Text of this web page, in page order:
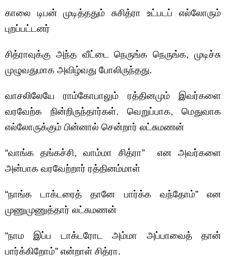
காலை டிபன் முடித்ததும் சுசித்ரா உட்படப் எல்லோரும்
புறப்பட்டனர்
சித்ராவுக்கு அந்த வீட்டை நெருங்க நெருங்க, முடிச்சு
முழுவதுமாக அவிழ்வது போலிருந்தது.
வாசலிலேயே ராம்கோபாலும் ரத்தினமும் இவர்களை
வரவேற்க நின்றிருந்தார்கள். வெறுப்பாக, மெதுவாக
எல்லோருக்கும் பின்னால் சென்றார் லட்சுமணன்
“வாங்க தங்கச்சி, வாம்மா சித்ரா” என அவர்களை
அன்பாக வரவேற்றார் ரத்தினம்மாள்
“நாங்க டாக்டரைத் தானே பார்க்க வந்தோம்” என
முணுமுணுத்தார் லட்சுமணன்
“நாம இப்ப டாக்டரோட அம்மா அப்பாவைத் தான்
பார்க்கிறோம்” என்றாள் சித்ரா.